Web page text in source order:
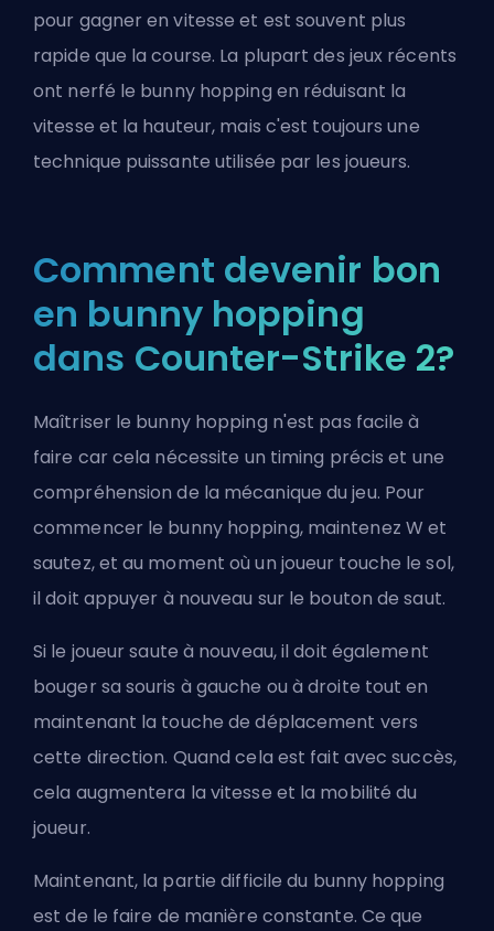
pour gagner en vitesse et est souvent plus
rapide que la course. La plupart des jeux récents
ont nerfé le bunny hopping en réduisant la
vitesse et la hauteur, mais c'est toujours une
technique puissante utilisée par les joueurs.
Comment devenir bon
en bunny hopping
dans Counter-Strike 2?
Maîtriser le bunny hopping n'est pas facile à
faire car cela nécessite un timing précis et une
compréhension de la mécanique du jeu. Pour
commencer le bunny hopping, maintenez W et
sautez, et au moment où un joueur touche le sol,
il doit appuyer à nouveau sur le bouton de saut.
Si le joueur saute à nouveau, il doit également
bouger sa souris à gauche ou à droite tout en
maintenant la touche de déplacement vers
cette direction. Quand cela est fait avec succès,
cela augmentera la vitesse et la mobilité du
joueur.
Maintenant, la partie difficile du bunny hopping
est de le faire de manière constante. Ce que